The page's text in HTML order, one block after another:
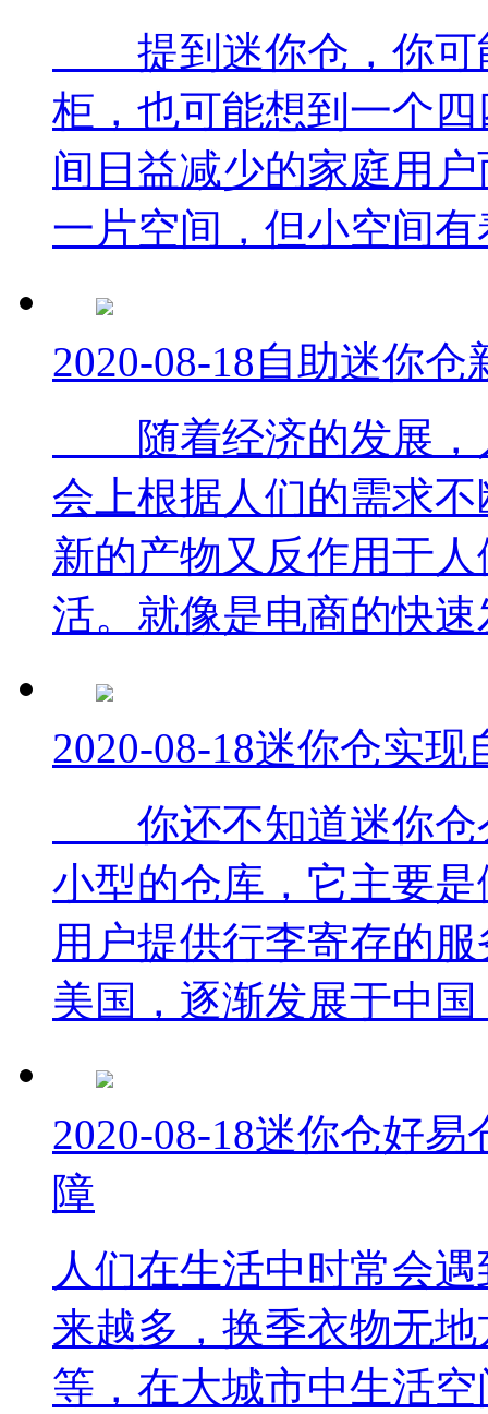
提到迷你仓，你可
柜，也可能想到一个
间日益减少的家庭用
一片空间，但小空间
2020-08-18自助迷你仓
随着经济的发展，
会上根据人们的需求
新的产物又反作用于
活。就像是电商的快
2020-08-18迷你仓实现
你还不知道迷你仓
小型的仓库，它主要
用户提供行李寄存的
美国，逐渐发展于中
2020-08-18迷你仓好易
障
人们在生活中时常会
来越多，换季衣物无
等，在大城市中生活